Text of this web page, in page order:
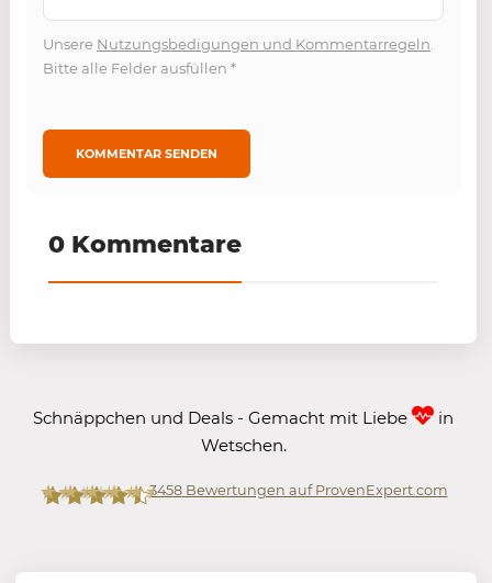
Unsere Nutzungsbedigungen und Kommentarregeln.
Bitte alle Felder ausfüllen *
0 Kommentare
Schnäppchen und Deals - Gemacht mit Liebe
in
Wetschen.
3458Bewertungen auf ProvenExpert.com